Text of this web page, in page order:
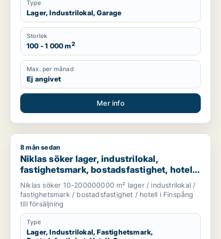
Type
Lager, Industrilokal, Garage
Storlek
100 - 1 000 m2
Max. per månad
Ej angivet
Mer info
Niklas söker lager, industrilokal, fastighetsmark,
8 mån sedan
Niklas söker lager, industrilokal,
fastighetsmark, bostadsfastighet, hotell
eller garage till salu i Finspång
Niklas söker 10-200000000 m² lager / industrilokal /
fastighetsmark / bostadsfastighet / hotell i Finspång
till försäljning
Type
Lager, Industrilokal, Fastighetsmark,